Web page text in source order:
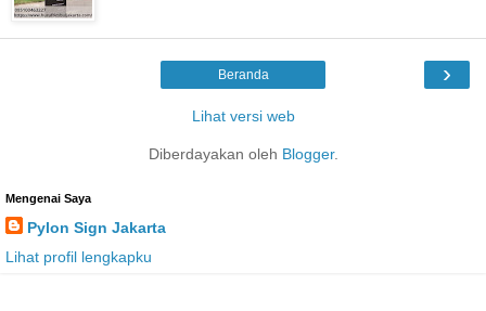
›
Beranda
Lihat versi web
Diberdayakan oleh Blogger.
Mengenai Saya
Pylon Sign Jakarta
Lihat profil lengkapku